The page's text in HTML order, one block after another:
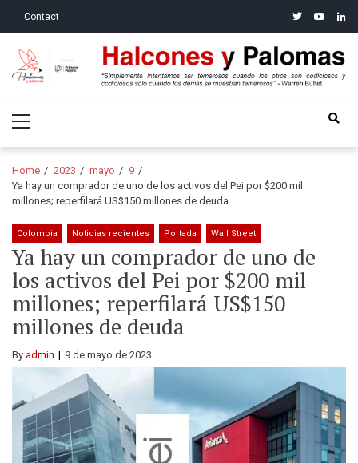
Contact twitteryoutube
Halcones y Palomas
Menu
Home 2023 mayo
9
Ya hay un comprador de uno de los activos del Pei por $200 mil
millones; reperfilará US$150 millones de deuda
Colombia Noticias recientes Portada Wall Street
Ya hay un comprador de uno de
los activos del Pei por $200 mil
millones; reperfilará US$150
millones de deuda
By admin 9 de mayo de 2023